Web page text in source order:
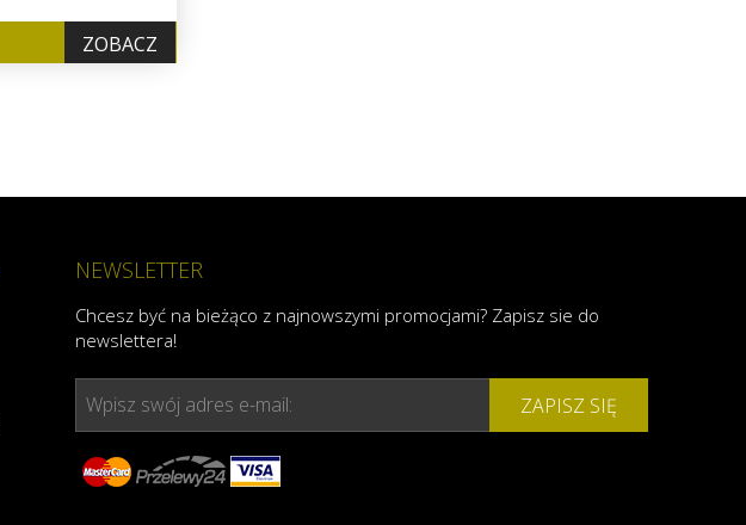
ZOBACZ
NEWSLETTER
Chcesz być na bieżąco z najnowszymi promocjami? Zapisz sie do
newslettera!
Wpisz swój adres e-mail: ZAPISZ SIĘ